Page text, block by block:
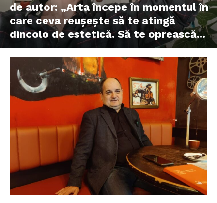
de autor: „Arta începe în momentul în
care ceva reușește să te atingă
dincolo de estetică. Să te oprească...